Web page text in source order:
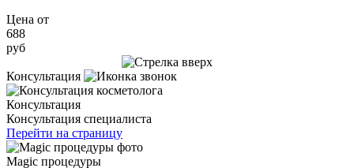
Цена от
688
руб
Консультация
Консультация
Консультация специалиста
Перейти на страницу
Magic процедуры